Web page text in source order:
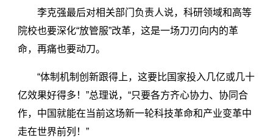
李克强最后对相关部门负责人说，科研领域和高等
院校也要深化“放管服”改革，这是一场刀刃向内的革
命，再痛也要动刀。
“体制机制创新跟得上，这要比国家投入几亿或几十
亿效果好得多！”总理说，“只要各方齐心协力、协同合
作，中国就能在当前这场新一轮科技革命和产业变革中
走在世界前列！”